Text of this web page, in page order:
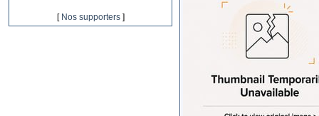
[ Nos supporters]